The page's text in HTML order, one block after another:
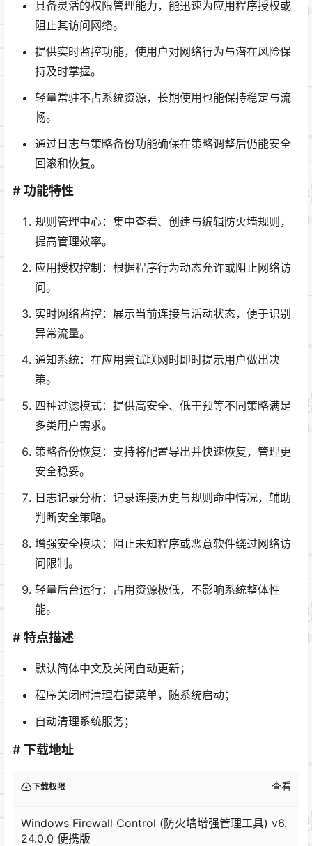
具备灵活的权限管理能力，能迅速为应用程序授权或
阻止其访问网络。
提供实时监控功能，使用户对网络行为与潜在风险保
持及时掌握。
轻量常驻不占系统资源，长期使用也能保持稳定与流
畅。
通过日志与策略备份功能确保在策略调整后仍能安全
回滚和恢复。
# 功能特性
规则管理中心：集中查看、创建与编辑防火墙规则，
提高管理效率。
应用授权控制：根据程序行为动态允许或阻止网络访
问。
实时网络监控：展示当前连接与活动状态，便于识别
异常流量。
通知系统：在应用尝试联网时即时提示用户做出决
策。
四种过滤模式：提供高安全、低干预等不同策略满足
多类用户需求。
策略备份恢复：支持将配置导出并快速恢复，管理更
安全稳妥。
日志记录分析：记录连接历史与规则命中情况，辅助
判断安全策略。
增强安全模块：阻止未知程序或恶意软件绕过网络访
问限制。
轻量后台运行：占用资源极低，不影响系统整体性
能。
# 特点描述
默认简体中文及关闭自动更新；
程序关闭时清理右键菜单，随系统启动；
自动清理系统服务；
# 下载地址
下载权限 查看
Windows Firewall Control (防火墙增强管理工具) v6.
24.0.0 便携版